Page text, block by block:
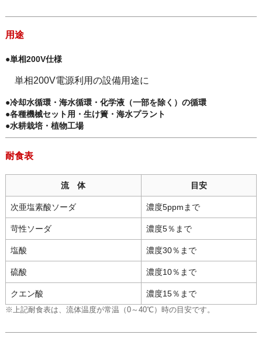
用途
●単相200V仕様
単相200V電源利用の設備用途に
●冷却水循環・海水循環・化学液（一部を除く）の循環
●各種機械セット用・生け簀・海水プラント
●水耕栽培・植物工場
耐食表
流 体 目安
次亜塩素酸ソーダ 濃度5ppmまで
苛性ソーダ 濃度5％まで
塩酸 濃度30％まで
硫酸 濃度10％まで
クエン酸 濃度15％まで
※上記耐食表は、流体温度が常温（0～40℃）時の目安です。